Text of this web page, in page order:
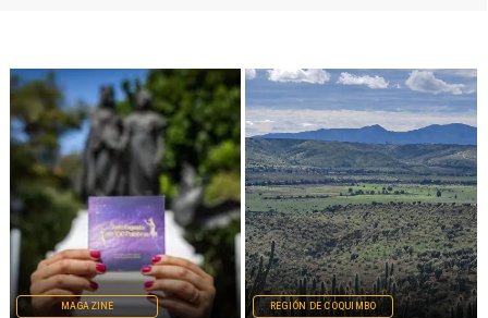
MAGAZINE REGIÓN DE COQUIMBO